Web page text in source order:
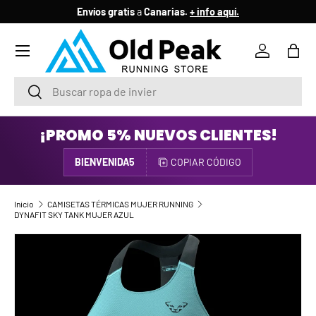
IR AL CONTENIDO
Envíos gratisaCanarias. + info aquí.
BuscarBuscar
Iniciar
Menú
¡PROMO 5% NUEVOS CLIENTES!
BIENVENIDA5 COPIAR CÓDIGO
Inicio
CAMISETAS TÉRMICAS MUJER RUNNING
DYNAFIT SKY TANK MUJER AZUL
IR DIRECTAMENTE A LA INFORMACIÓN DEL PRODUCTO